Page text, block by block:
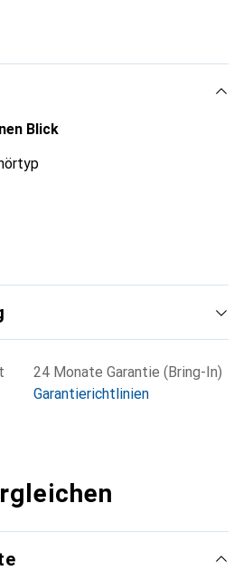
Mit einem
Cup eine ideale Lösung für
zuverlässige und funktionale
Scanner angewiesen sind. Die
Modellen macht ihn zu einer
Blick
24 Monate Garantie (Bring-In)
Garantierichtlinien